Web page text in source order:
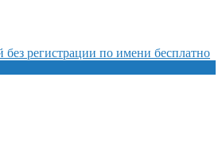
регистрации по имени бесплатно